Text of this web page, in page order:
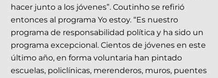
hacer junto a los jóvenes”. Coutinho se refirió
entonces al programa Yo estoy. “Es nuestro
programa de responsabilidad política y ha sido un
programa excepcional. Cientos de jóvenes en este
último año, en forma voluntaria han pintado
escuelas, policlínicas, merenderos, muros, puentes